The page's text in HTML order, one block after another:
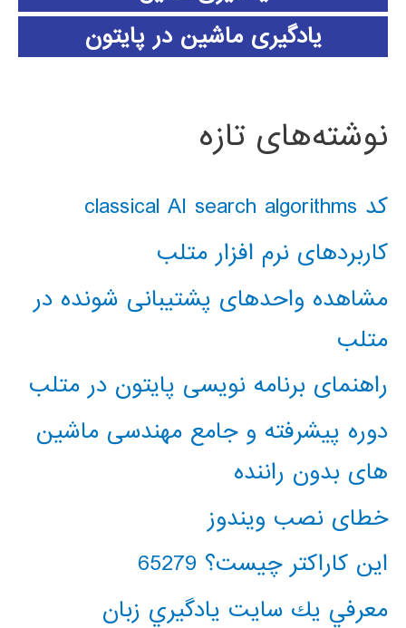
یادگیری ماشین در پایتون
نوشته‌های تازه
کد classical AI search algorithms
کاربردهای نرم افزار متلب
مشاهده واحدهای پشتیبانی شونده در
متلب
راهنمای برنامه نویسی پایتون در متلب
دوره پیشرفته و جامع مهندسی ماشین
های بدون راننده
خطای نصب ویندوز
این کاراکتر چیست؟ 65279
معرفي يك سايت يادگيري زبان